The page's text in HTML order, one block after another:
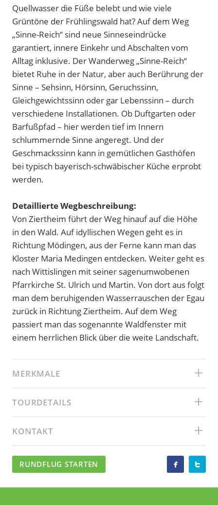
Quellwasser die Füße belebt und wie viele
Grüntöne der Frühlingswald hat? Auf dem Weg
„Sinne-Reich“ sind neue Sinneseindrücke
garantiert, innere Einkehr und Abschalten vom
Alltag inklusive. Der Wanderweg „Sinne-Reich“
bietet Ruhe in der Natur, aber auch Berührung der
Sinne – Sehsinn, Hörsinn, Geruchssinn,
Gleichgewichtssinn oder gar Lebenssinn – durch
verschiedene Installationen. Ob Duftgarten oder
Barfußpfad – hier werden tief im Innern
schlummernde Sinne angeregt. Und der
Geschmackssinn kann in gemütlichen Gasthöfen
bei typisch bayerisch-schwäbischer Küche erprobt
werden.
Detaillierte Wegbeschreibung:
Von Ziertheim führt der Weg hinauf auf die Höhe
in den Wald. Auf idyllischen Wegen geht es in
Richtung Mödingen, aus der Ferne kann man das
Kloster Maria Medingen entdecken. Weiter geht es
nach Wittislingen mit seiner sagenumwobenen
Pfarrkirche St. Ulrich und Martin. Von dort aus folgt
man dem beruhigenden Wasserrauschen der Egau
zurück in Richtung Ziertheim. Auf dem Weg
passiert man das sogenannte Waldfenster mit
einem herrlichen Blick über die weite Landschaft.
MERKMALE
TOURDETAILS
KONTAKT
RUNDFLUG STARTEN  